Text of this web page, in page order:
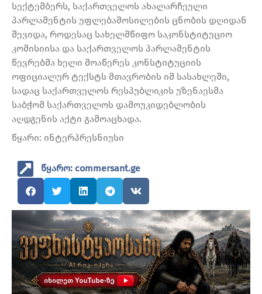
სექტემბერს, საქართველოს ახალარჩეული
პარლამენტის უფლებამოსილების ცნობის დღიდან
შევიდა, როდესაც სახელმწიფო საკონსტიტუციო
კომისიისა და საქართველოს პარლამენტის
წევრებმა ხელი მოაწერეს კონსტიტუციის
ოფიციალურ ტექსტს მთავრობის იმ სასახლეში,
სადაც საქართველოს რესპუბლიკის უზენაესმა
საბჭომ საქართველოს დამოუკიდებლობის
აღდგენის აქტი გამოაცხადა.
წყარი: ინტერპრესნიუსი
წყარო: commersant.ge